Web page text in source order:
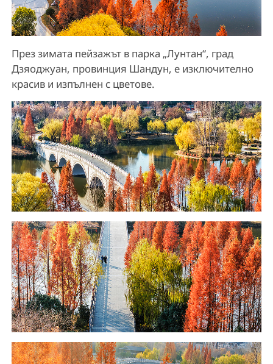
През зимата пейзажът в парка „Лунтан“, град
Дзяоджуан, провинция Шандун, е изключително
красив и изпълнен с цветове.